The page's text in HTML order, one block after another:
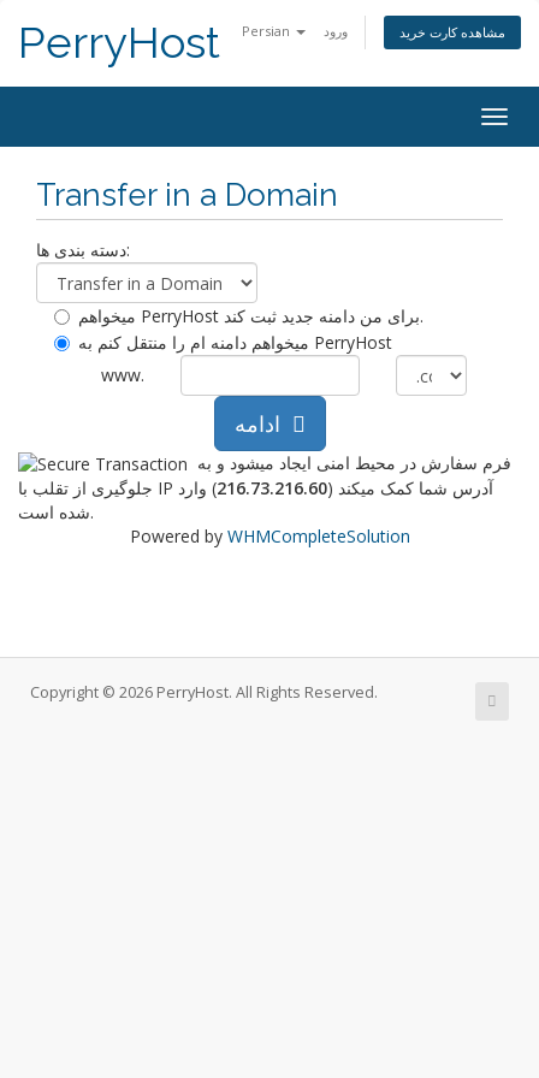
Persian ورود مشاهده کارت خرید PerryHost
Transfer in a Domain
دسته بندی ها:
میخواهم PerryHost برای من دامنه جدید ثبت کند.
میخواهم دامنه ام را منتقل کنم به PerryHost
www.
جلوگیری از تقلب با IP آدرس شما کمک میکند (216.73.216.60) وارد
شده است.
Powered by WHMCompleteSolution
Copyright © 2026 PerryHost. All Rights Reserved.